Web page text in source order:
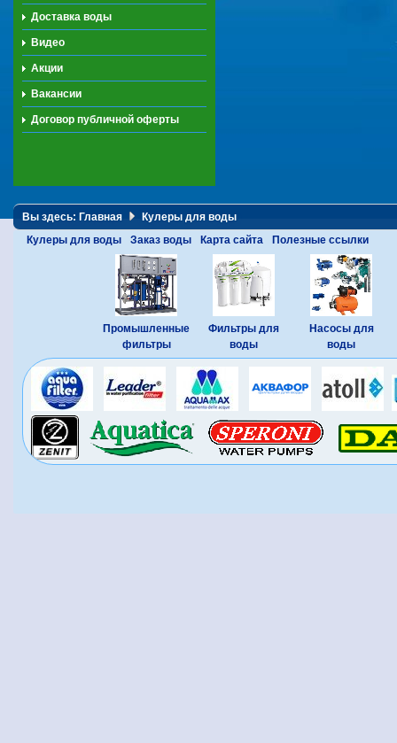
Доставка воды
Видео
Акции
Вакансии
Договор публичной оферты
Вы здесь: Главная
Кулеры для воды
Кулеры для воды
Заказ воды Карта сайта Полезные ссылки
Промышленные
фильтры
Фильтры для
воды
Насосы для
воды